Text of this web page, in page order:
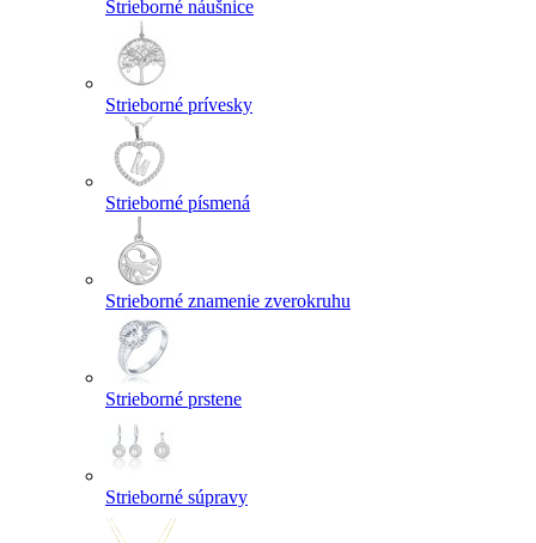
Strieborné náušnice
Strieborné prívesky
Strieborné písmená
Strieborné znamenie zverokruhu
Strieborné prstene
Strieborné súpravy